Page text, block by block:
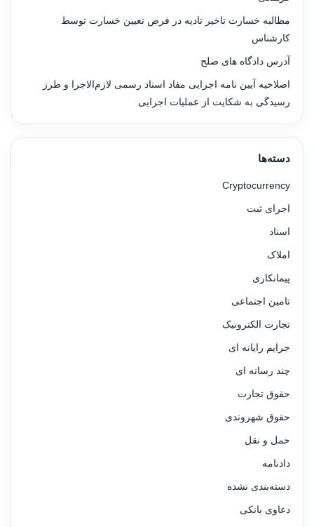
مطالبه خسارت تاخیر تادیه در فرض تعیین خسارت توسط
کارشناس
آدرس دادگاه های صلح
اصلاحیه آیین نامه اجرایی مفاد اسناد رسمی لازم‌الاجرا و طرز
رسیدگی به شکایت از عملیات اجرایی
دسته‌ها
Cryptocurrency
اجرای ثبت
اسناد
املاک
پیمانکاری
تامین اجتماعی
تجارت الکترونیک
جرایم رایانه ای
چند رسانه ای
حقوق تجارت
حقوق شهروندی
حمل و نقل
دادنامه
دسته‌بندی نشده
دعاوی بانکی